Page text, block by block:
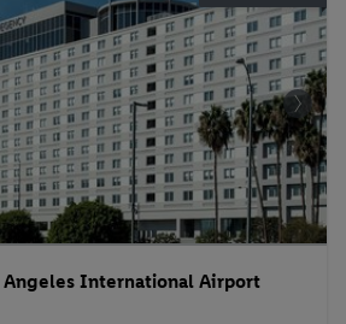
Angeles International Airport